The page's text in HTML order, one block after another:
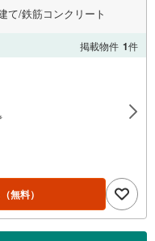
て/鉄筋コンクリート
掲載物件 1件
（無料）